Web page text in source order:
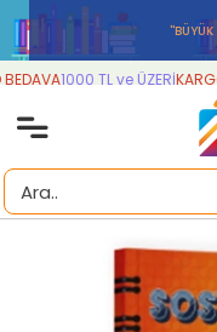
1000 TL ve ÜZERİ